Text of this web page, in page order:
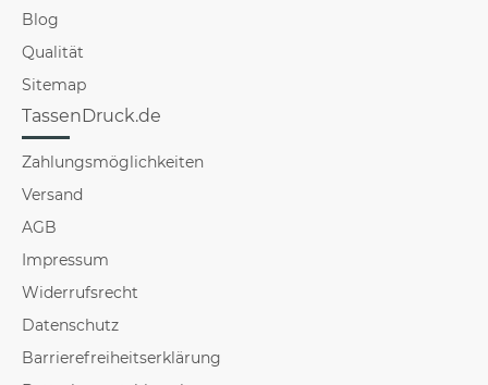
Blog
Qualität
Sitemap
TassenDruck.de
Zahlungsmöglichkeiten
Versand
AGB
Impressum
Widerrufsrecht
Datenschutz
Barrierefreiheitserklärung